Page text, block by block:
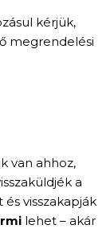
kérjük,
megrendelési
van ahhoz,
a
visszakapják
lehet – akár